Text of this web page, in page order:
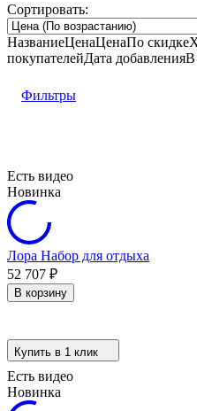
Сортировать:
НазваниеЦенаЦенаПо скидке
покупателейДата добавленияВ
Фильтры
Есть видео
Новинка
Лора Набор для отдыха
52 707 ₽
В корзину
Купить в 1 клик
Есть видео
Новинка